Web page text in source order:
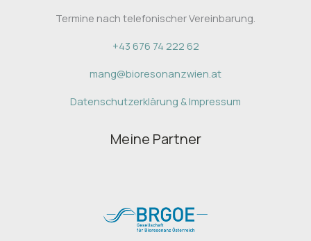
Termine nach telefonischer Vereinbarung.
+43 676 74 222 62
mang@bioresonanzwien.at
Datenschutzerklärung & Impressum
Meine Partner